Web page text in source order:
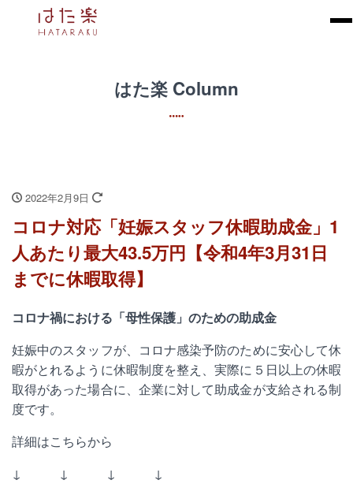
はた楽 Column
2022年2月9日
コロナ対応「妊娠スタッフ休暇助成金」1
人あたり最大43.5万円【令和4年3月31日
までに休暇取得】
コロナ禍における「母性保護」のための助成金
妊娠中のスタッフが、コロナ感染予防のために安心して休
暇がとれるように休暇制度を整え、実際に５日以上の休暇
取得があった場合に、企業に対して助成金が支給される制
度です。
詳細はこちらから
↓ ↓ ↓ ↓